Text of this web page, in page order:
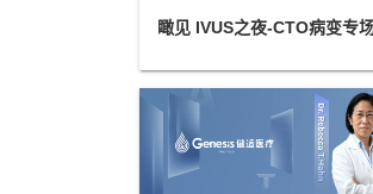
瞰见 IVUS之夜-CTO病变专